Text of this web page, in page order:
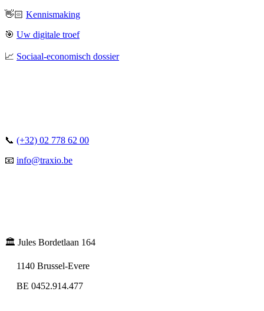
👋🏻 Kennismaking
🎯 Uw digitale troef
📈 Sociaal-economisch dossier
📞 (+32) 02 778 62 00
📧 info@traxio.be
🏛️ Jules Bordetlaan 164
1140 Brussel-Evere
BE 0452.914.477